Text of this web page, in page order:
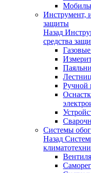
Инструмент,
защиты
Назад
средства
Ручной
Системы
Назад